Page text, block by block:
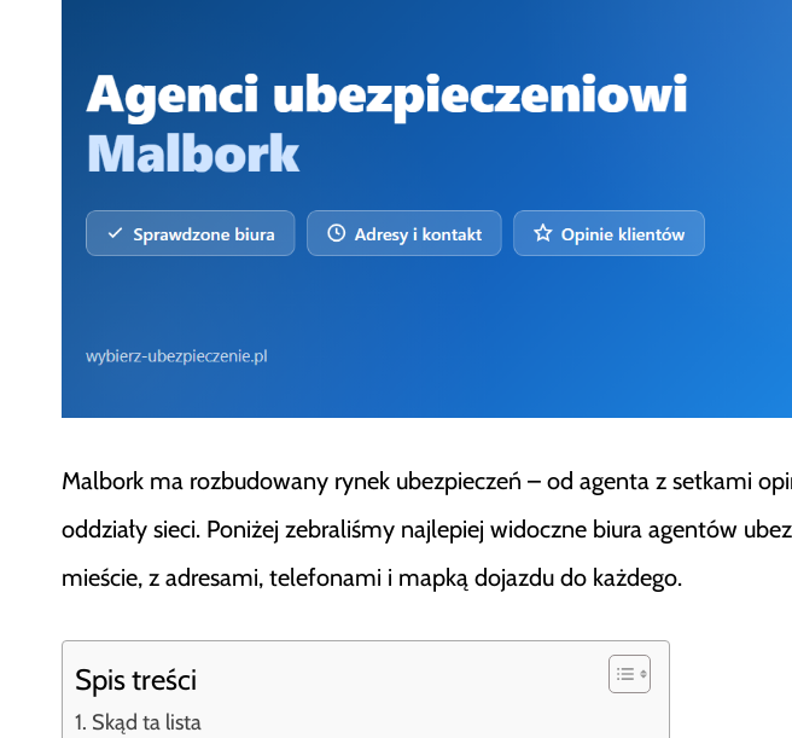
Malbork ma rozbudowany rynek ubezpieczeń – od agenta z setkami
oddziały sieci. Poniżej zebraliśmy najlepiej widoczne biura agentów
mieście, z adresami, telefonami i mapką dojazdu do każdego.
Spis treści
Skąd ta lista